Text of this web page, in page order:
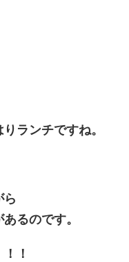
ランチですね。
ら
るのです。
！